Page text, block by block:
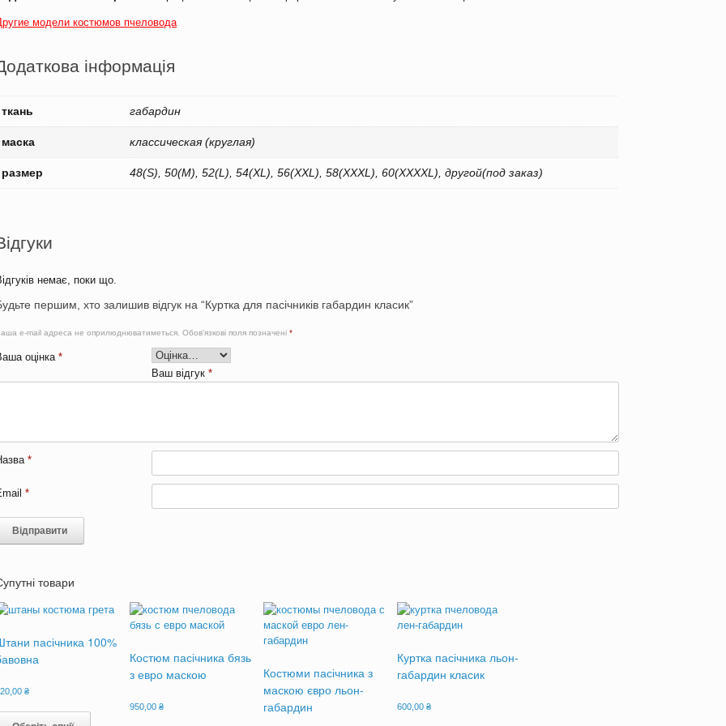
модели костюмов пчеловода
інформація
ткань габардин
маска классическая (круглая)
размер 48(S), 50(M), 52(L), 54(XL), 56(XXL), 58(XXXL), 60(XXXXL), другой(под заказ)
немає, поки що.
першим, хто залишив відгук на “Куртка для пасічників габардин класик”
e-mail адреса не оприлюднюватиметься. Обов’язкові поля позначені*
оцінка*
Ваш відгук *
*
*
товари
пасічника 100%
₴
Костюм пасічника бязь
з евро маскою
950,00 ₴
Костюми пасічника з
маскою євро льон-
габардин
Куртка пасічника льон-
габардин класик
600,00₴